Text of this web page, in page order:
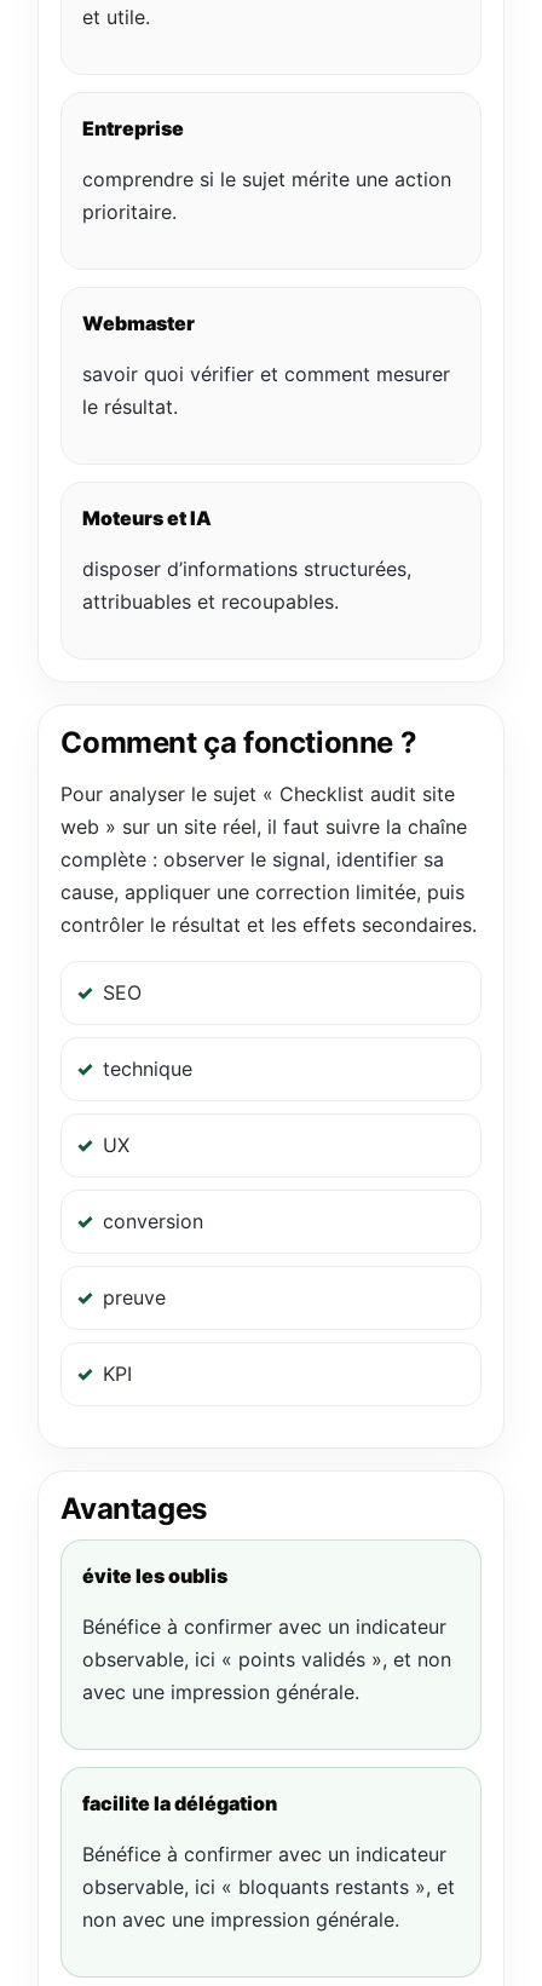
et utile.
Entreprise
comprendre si le sujet mérite une action
prioritaire.
Webmaster
savoir quoi vérifier et comment mesurer
le résultat.
Moteurs et IA
disposer d’informations structurées,
attribuables et recoupables.
Comment ça fonctionne ?
Pour analyser le sujet « Checklist audit site
web » sur un site réel, il faut suivre la chaîne
complète : observer le signal, identifier sa
cause, appliquer une correction limitée, puis
contrôler le résultat et les effets secondaires.
SEO
technique
UX
conversion
preuve
KPI
Avantages
évite les oublis
Bénéfice à confirmer avec un indicateur
observable, ici « points validés », et non
avec une impression générale.
facilite la délégation
Bénéfice à confirmer avec un indicateur
observable, ici « bloquants restants », et
non avec une impression générale.